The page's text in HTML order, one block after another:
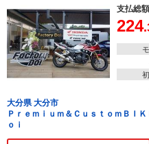
支払総額
224
大分県 大分市
Ｐｒｅｍｉｕｍ＆ＣｕｓｔｏｍＢ
ｏｉ